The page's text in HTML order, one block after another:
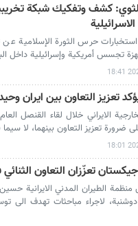
كشف وتفكيك شبكة
حرس الثورة الإسلامية
تجسس أمريكية وإسرائيلية داخل
تعزيز التعاون بين ايران
الايراني خلال لقاء القنصل
ضرورة تعزيز التعاون بينهما، لا
تعزّزان التعاون
الطيران المدني الايرانية حسين
لاجراء مباحثات تهدف الى